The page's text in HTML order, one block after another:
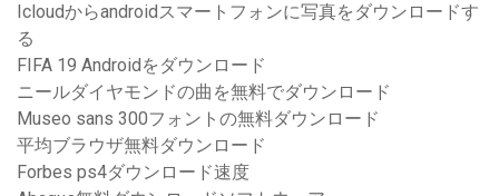
Icloudからandroidスマートフォンに写真をダウンロードす
る
FIFA 19 Androidをダウンロード
ニールダイヤモンドの曲を無料でダウンロード
Museo sans 300フォントの無料ダウンロード
平均ブラウザ無料ダウンロード
Forbes ps4ダウンロード速度